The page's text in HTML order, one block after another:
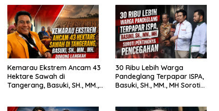
Kemarau Ekstrem Ancam 43
Hektare Sawah di
Tangerang, Basuki, SH., MM.,
30 Ribu Lebih Warga
Pandeglang Terpapar ISPA,
Basuki, SH., MM., MH Soroti